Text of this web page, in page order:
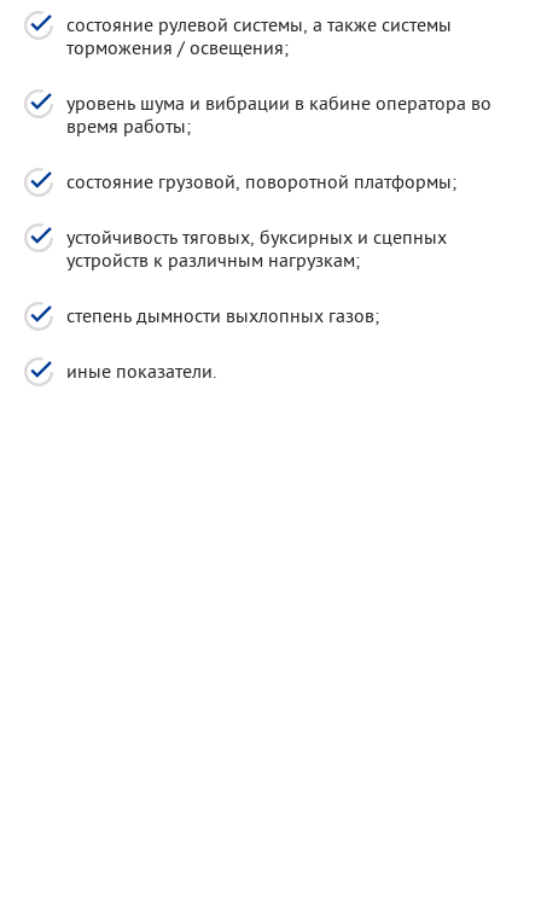
состояние рулевой системы, а также системы
торможения / освещения;
уровень шума и вибрации в кабине оператора во
время работы;
состояние грузовой, поворотной платформы;
устойчивость тяговых, буксирных и сцепных
устройств к различным нагрузкам;
степень дымности выхлопных газов;
иные показатели.